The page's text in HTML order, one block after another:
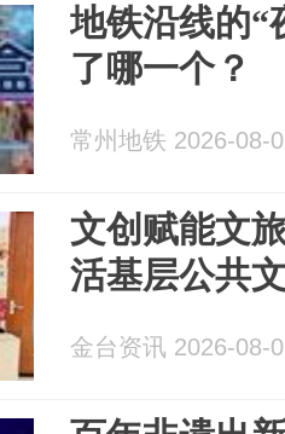
地铁沿线的“
了哪一个？
常州地铁 2026-08-
文创赋能文
活基层公共
金台资讯 2026-08-